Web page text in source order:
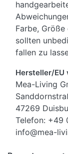
Farbe,
sollten
fallen zu
Hersteller/
Mea-Living
47269
Telefon: +49
info@mea-